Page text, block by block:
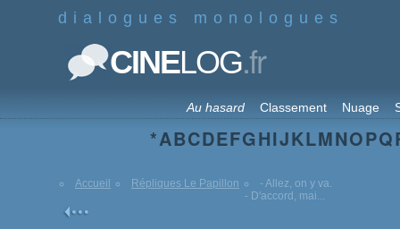
dialogues monologues
CINELOG.fr
Au hasard Classement Nuage
*ABCDEFGHIJKLMNOPQ
Accueil Répliques Le Papillon
- Allez, on y va.
- D'accord, mai...